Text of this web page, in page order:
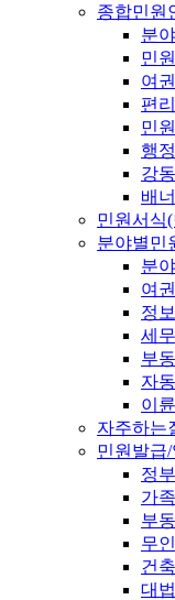
종합민원
분
민
여
편
민
행
강
배
민원서식
분야별민
분
여
정
세무
부
자
이
자주하는
민원발급
정
가
부
무
건
대